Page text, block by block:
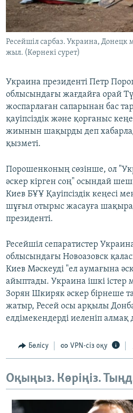
ЖАЗЫЛЫҢЫЗ
Басқа тілдерде
Ресейшіл сарбаз. Украина, Донецк
жыл. (Көрнекі сурет)
Украина президенті Петр
облысындағы жағдайға орай
жоспарлаған сапарынан бас
қауіпсіздік және қорғаныс
жиынын шақырды деп
қызметі.
Порошенконың сөзінше, ол
әскер кірген соң" осындай
Киев БҰҰ Қауіпсіздік кеңесі
шұғыл отырыс жасауға
президенті.
Ресейшіл сепаратистер
облысындағы Новоазовск
Киев Мәскеуді "ел аумағына
айыптады. Украина ішкі істер
Зорян Шкиряк әскер бірнеше
жатыр, Ресей осы арқылы
елдімекендерді иеленіп алмақ
Бөлісу VPN-сіз оқу
Оқыңыз. Көріңіз.